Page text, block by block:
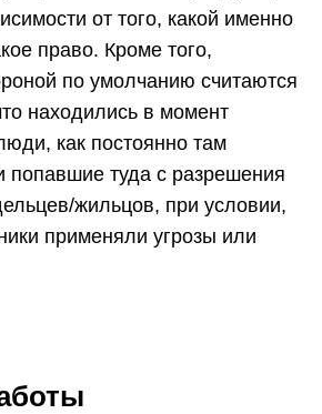
от того, какой именно
право. Кроме того,
по умолчанию считаются
находились в момент
как постоянно там
попавшие туда с разрешения
жильцов, при условии,
применяли угрозы или